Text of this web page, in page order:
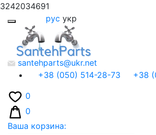
3242034691
рус укр
santehparts@ukr.net
+38 (050) 514-28-73
+38
0
0
Ваша корзина: